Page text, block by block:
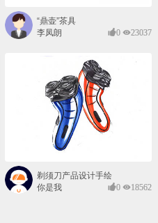
“鼎壶”茶具
李凤朗
0 23037
剃须刀产品设计手绘
你是我
0 18562